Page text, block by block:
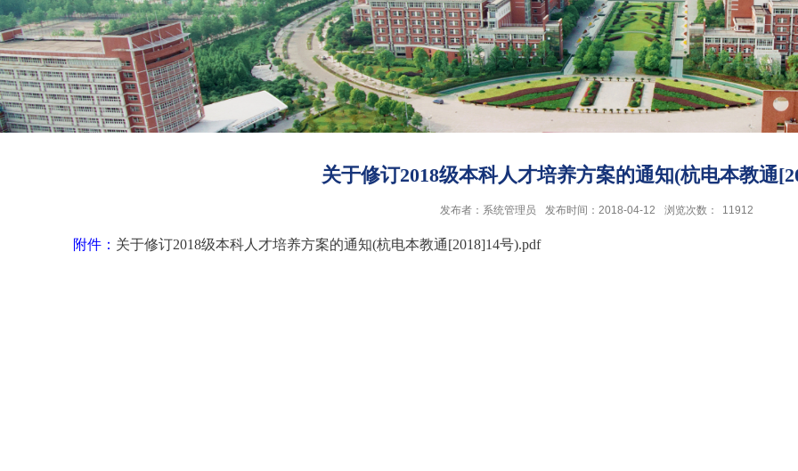
关于修订2018级本科人才培养方案的通知(杭电本教通
发布者：系统管理员 发布时间：2018-04-12 浏览次数： 11912
附件： 关于修订2018级本科人才培养方案的通知(杭电本教通[2018]14号).pdf